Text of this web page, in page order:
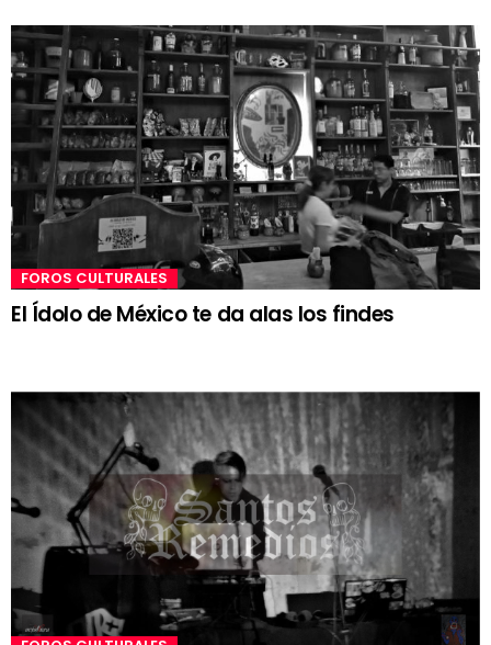
FOROS CULTURALES
El Ídolo de México te da alas los findes